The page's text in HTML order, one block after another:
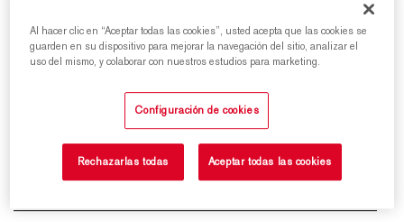
Titularitat de la web i les dades de contacte
Condicions d'ús de la web
Al hacer clic en “Aceptar todas las cookies”, usted acepta que las cookies se
guarden en su dispositivo para mejorar la navegación del sitio, analizar el
uso del mismo, y colaborar con nuestros estudios para marketing.
Configuración de cookies
Rechazarlas todas Aceptar todas las cookies